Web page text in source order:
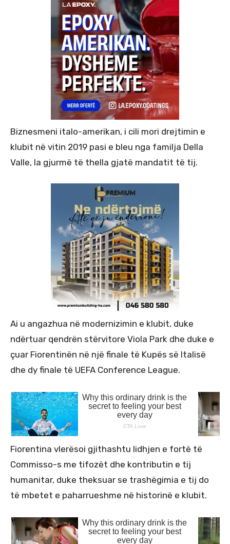
Biznesmeni italo-amerikan, i cili mori drejtimin e
klubit në vitin 2019 pasi e bleu nga familja Della
Valle, la gjurmë të thella gjatë mandatit të tij.
Ai u angazhua në modernizimin e klubit, duke
ndërtuar qendrën stërvitore Viola Park dhe duke e
çuar Fiorentinën në një finale të Kupës së Italisë
dhe dy finale të UEFA Conference League.
Fiorentina vlerësoi gjithashtu lidhjen e fortë të
Commisso-s me tifozët dhe kontributin e tij
humanitar, duke theksuar se trashëgimia e tij do
të mbetet e paharrueshme në historinë e klubit.